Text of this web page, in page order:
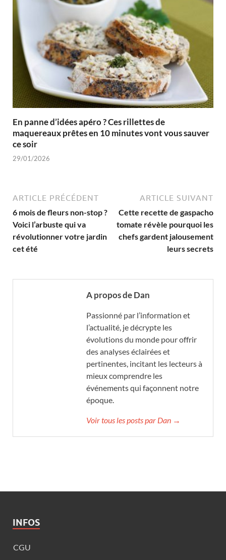
En panne d’idées apéro ? Ces rillettes de
maquereaux prêtes en 10 minutes vont vous sauver
ce soir
29/01/2026
ARTICLE PRÉCÉDENT
6 mois de fleurs non-stop ?
Voici l’arbuste qui va
révolutionner votre jardin
cet été
ARTICLE SUIVANT
Cette recette de gaspacho
tomate révèle pourquoi les
chefs gardent jalousement
leurs secrets
A propos de Dan
Passionné par l’information et
l’actualité, je décrypte les
évolutions du monde pour offrir
des analyses éclairées et
pertinentes, incitant les lecteurs à
mieux comprendre les
événements qui façonnent notre
époque.
Voir tous les posts par Dan →
INFOS
CGU